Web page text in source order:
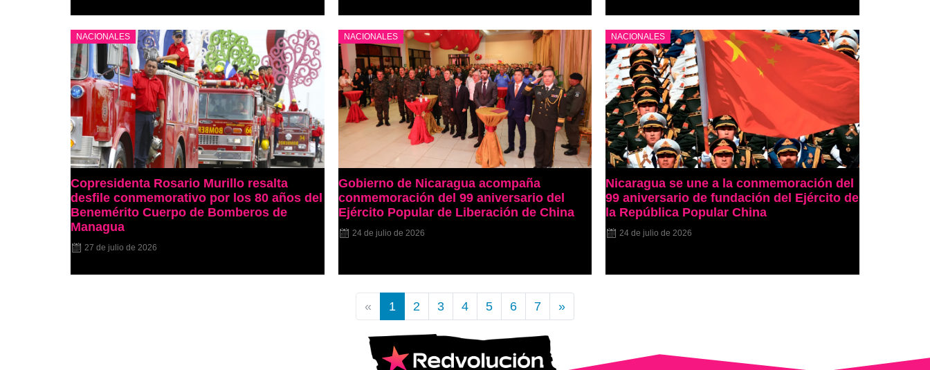
NACIONALES
Copresidenta Rosario Murillo resalta
desfile conmemorativo por los 80 años del
Benemérito Cuerpo de Bomberos de
Managua
27 de julio de 2026
NACIONALES
Gobierno de Nicaragua acompaña
conmemoración del 99 aniversario del
Ejército Popular de Liberación de China
24 de julio de 2026
NACIONALES
Nicaragua se une a la conmemoración del
99 aniversario de fundación del Ejército de
la República Popular China
24 de julio de 2026
« 1 2 3 4 5 6 7 »